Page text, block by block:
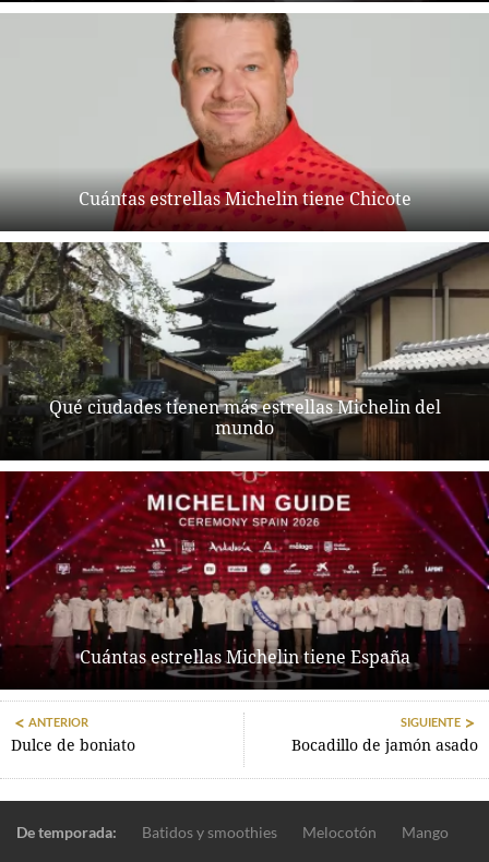
Cuántas estrellas Michelin tiene Chicote
Qué ciudades tienen más estrellas Michelin del
mundo
Cuántas estrellas Michelin tiene España
ANTERIOR
Dulce de boniato
SIGUIENTE
Bocadillo de jamón asado
De temporada: Batidos y smoothies Melocotón Mango